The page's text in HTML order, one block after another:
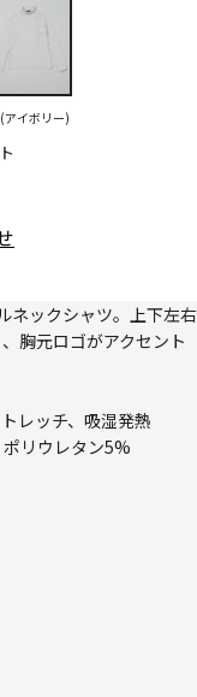
アイボリー)
ネックシャツ。上下左右
胸元ロゴがアクセント
レッチ、吸湿発熱
リウレタン5%